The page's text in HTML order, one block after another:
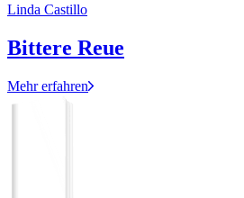
Linda Castillo
Bittere Reue
Mehr erfahren